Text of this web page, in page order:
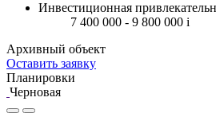
Инвестиционная
7 400 000 - 9 800 000 i
Архивный объект
Оставить заявку
Планировки
Черновая